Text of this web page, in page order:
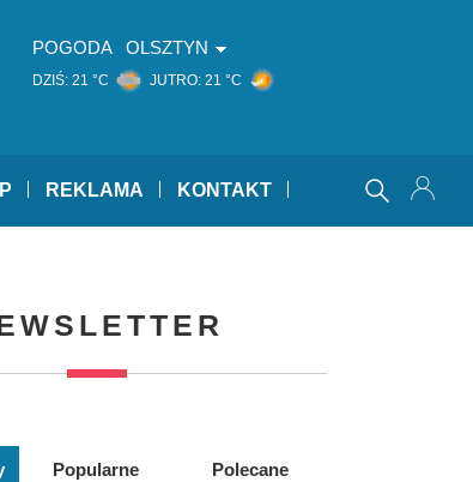
POGODA OLSZTYN
DZIŚ: 21 °C JUTRO: 21 °C
REKLAMA KONTAKT
Popularne Polecane